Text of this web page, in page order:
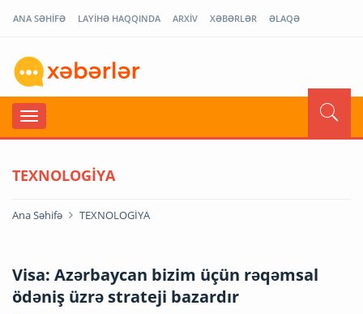
ANA SƏHİFƏ LAYİHƏ HAQQINDA ARXİV XƏBƏRLƏR ƏLAQƏ
TEXNOLOGİYA
Ana Səhifə TEXNOLOGİYA
Visa: Azərbaycan bizim üçün rəqəmsal
ödəniş üzrə strateji bazardır